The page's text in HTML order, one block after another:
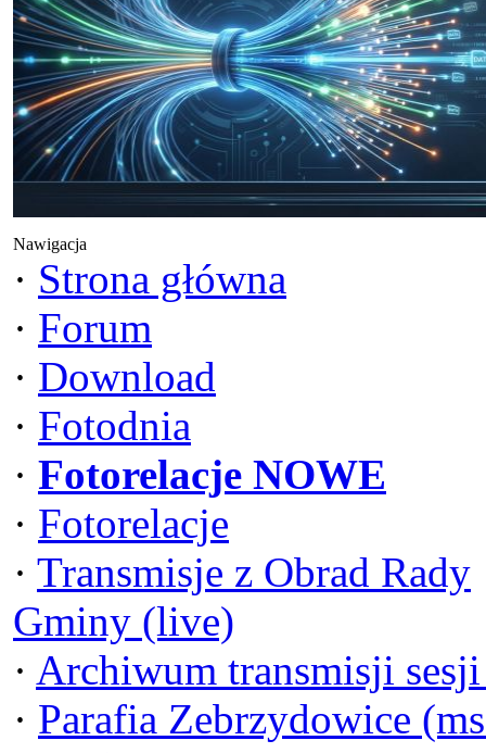
Nawigacja
· Strona główna
· Forum
· Download
· Fotodnia
· Fotorelacje NOWE
· Fotorelacje
· Transmisje z Obrad Rady
Gminy (live)
· Archiwum transmisji
· Parafia Zebrzydowice